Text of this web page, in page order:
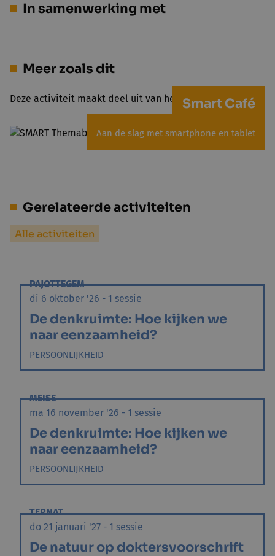
In samenwerking met
Meer zoals dit
Deze activiteit maakt deel uit van het project Smart Café
Smart Café
Aan de slag met smartphone en tablet
Gerelateerde activiteiten
Alle activiteiten
PAJOTTEGEM
di 6 oktober '26 - 1 sessie
De denkruimte: Hoe kijken we
naar eenzaamheid?
PERSOONLIJKHEID
MEISE
ma 16 november '26 - 1 sessie
De denkruimte: Hoe kijken we
naar eenzaamheid?
PERSOONLIJKHEID
TERNAT
do 21 januari '27 - 1 sessie
De natuur op doktersvoorschrift